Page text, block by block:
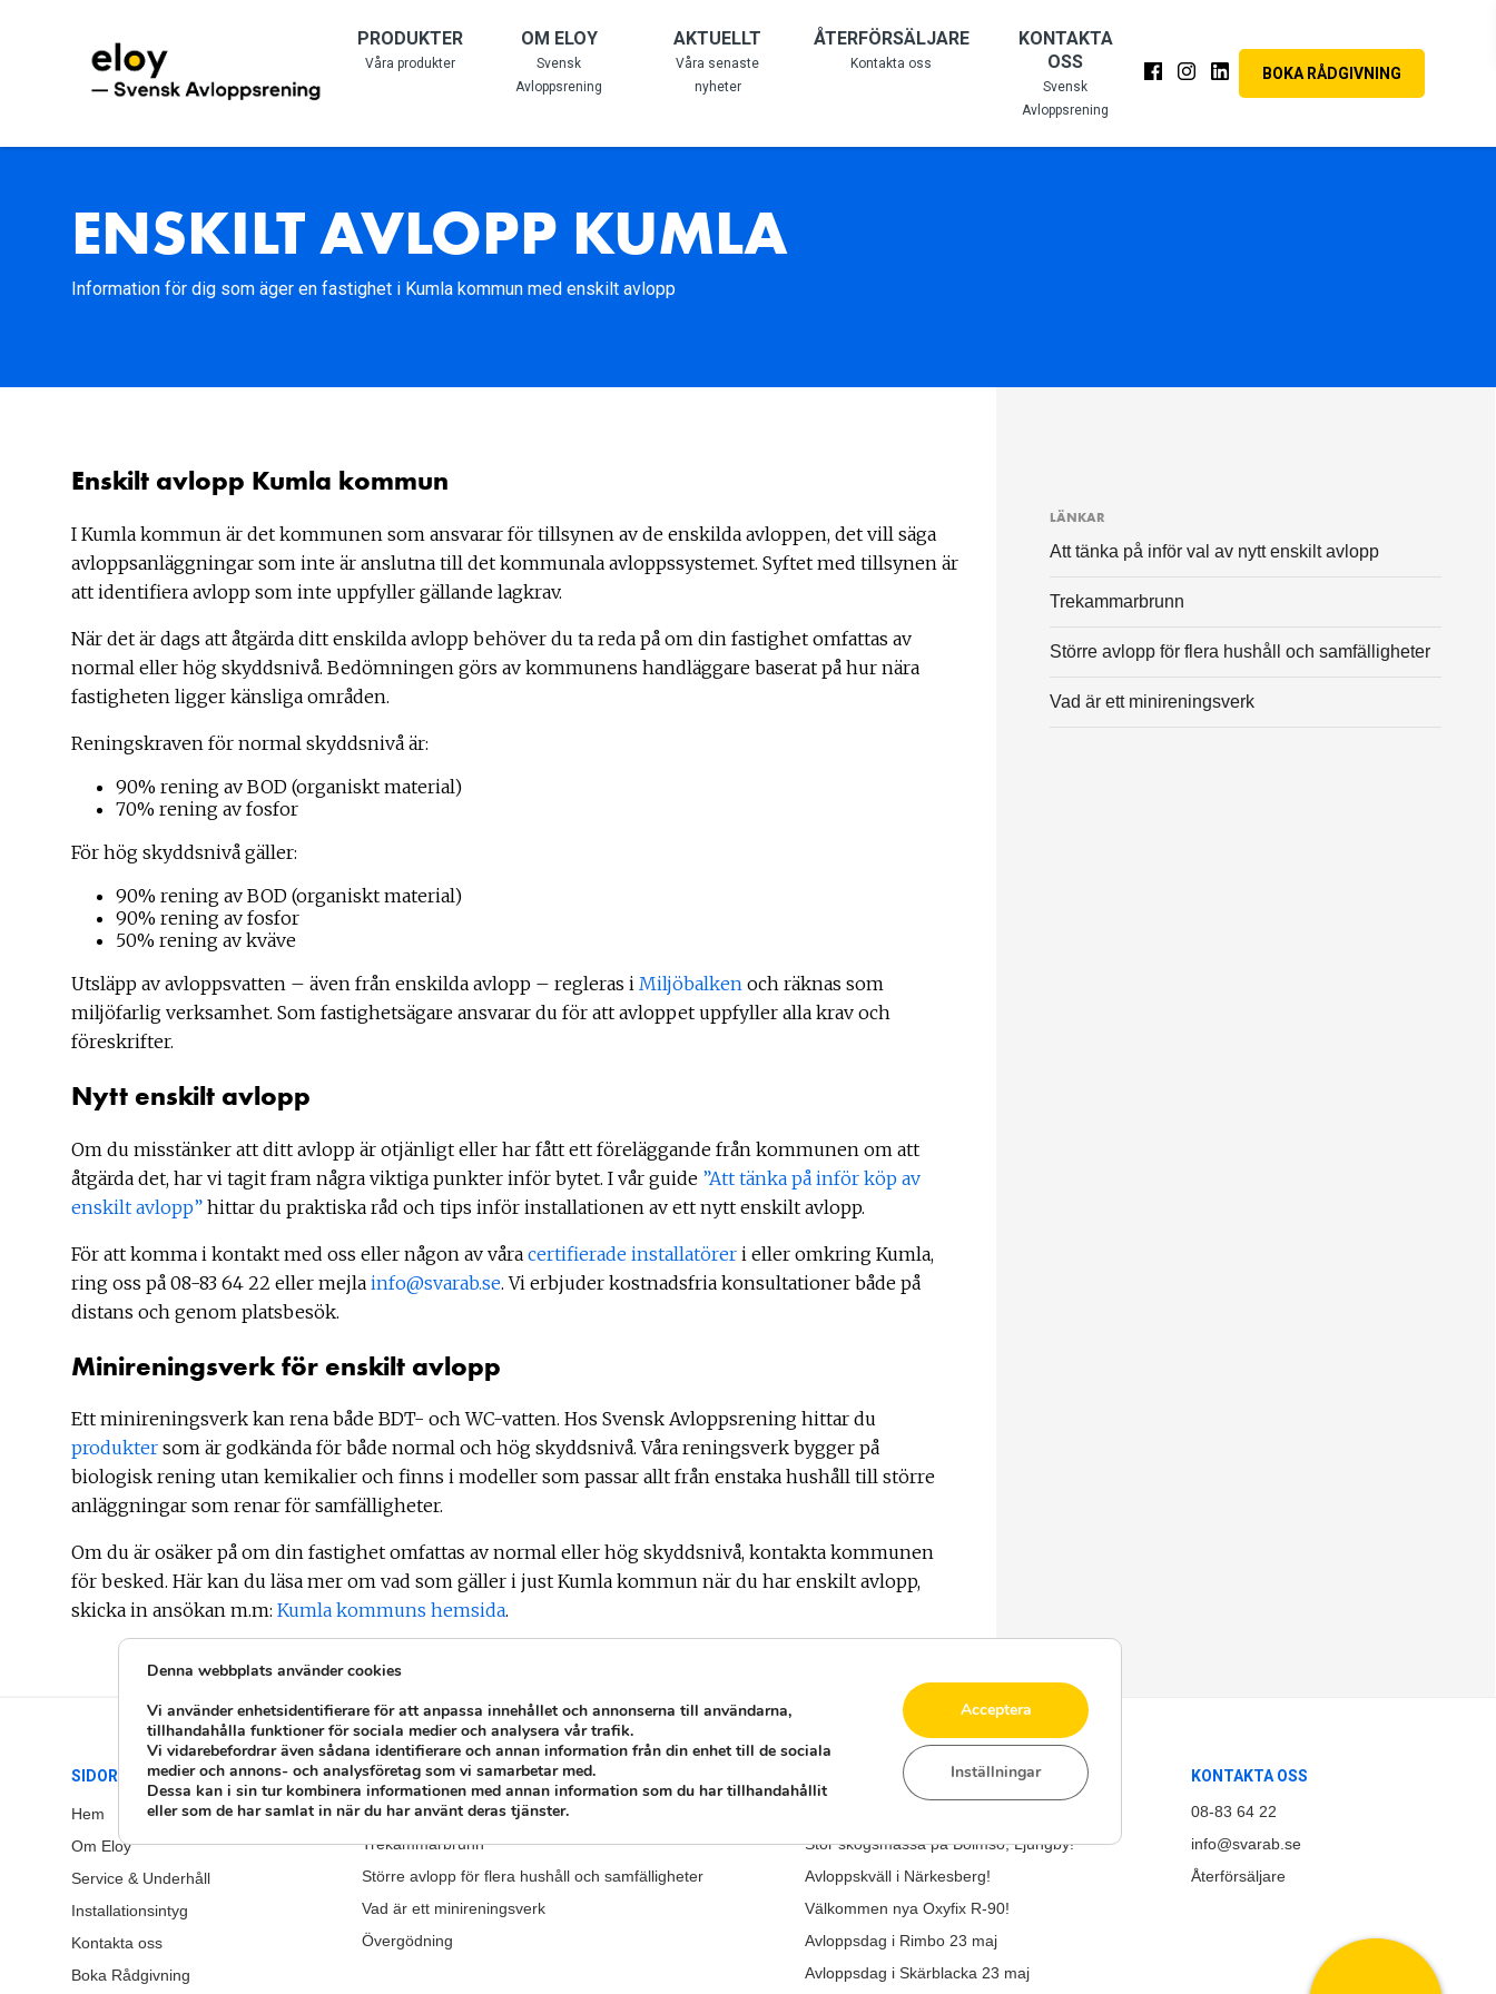
PRODUKTER
Våra produkter
OM ELOY
Svensk
Avloppsrening
AKTUELLT
Våra senaste
nyheter
ÅTERFÖRSÄLJARE
Kontakta oss
KONTAKTA
OSS
Svensk
Avloppsrening
BOKA RÅDGIVNING
ENSKILT AVLOPP KUMLA
Information för dig som äger en fastighet i Kumla kommun med enskilt avlopp
Enskilt avlopp Kumla kommun
I Kumla kommun är det kommunen som ansvarar för tillsynen av de enskilda avloppen, det vill säga
avloppsanläggningar som inte är anslutna till det kommunala avloppssystemet. Syftet med tillsynen är
att identifiera avlopp som inte uppfyller gällande lagkrav.
När det är dags att åtgärda ditt enskilda avlopp behöver du ta reda på om din fastighet omfattas av
normal eller hög skyddsnivå. Bedömningen görs av kommunens handläggare baserat på hur nära
fastigheten ligger känsliga områden.
Reningskraven för normal skyddsnivå är:
90% rening av BOD (organiskt material)
70% rening av fosfor
För hög skyddsnivå gäller:
90% rening av BOD (organiskt material)
90% rening av fosfor
50% rening av kväve
Utsläpp av avloppsvatten – även från enskilda avlopp – regleras i Miljöbalken och räknas som
miljöfarlig verksamhet. Som fastighetsägare ansvarar du för att avloppet uppfyller alla krav och
föreskrifter.
Nytt enskilt avlopp
Om du misstänker att ditt avlopp är otjänligt eller har fått ett föreläggande från kommunen om att
åtgärda det, har vi tagit fram några viktiga punkter inför bytet. I vår guide ”Att tänka på inför köp av
enskilt avlopp” hittar du praktiska råd och tips inför installationen av ett nytt enskilt avlopp.
För att komma i kontakt med oss eller någon av våra certifierade installatörer i eller omkring Kumla,
ring oss på 08-83 64 22 eller mejla info@svarab.se. Vi erbjuder kostnadsfria konsultationer både på
distans och genom platsbesök.
Minireningsverk för enskilt avlopp
Ett minireningsverk kan rena både BDT- och WC-vatten. Hos Svensk Avloppsrening hittar du
produkter som är godkända för både normal och hög skyddsnivå. Våra reningsverk bygger på
biologisk rening utan kemikalier och finns i modeller som passar allt från enstaka hushåll till större
anläggningar som renar för samfälligheter.
Om du är osäker på om din fastighet omfattas av normal eller hög skyddsnivå, kontakta kommunen
för besked. Här kan du läsa mer om vad som gäller i just Kumla kommun när du har enskilt avlopp,
skicka in ansökan m.m: Kumla kommuns hemsida.
LÄNKAR
Att tänka på inför val av nytt enskilt avlopp
Trekammarbrunn
Större avlopp för flera hushåll och samfälligheter
Vad är ett minireningsverk
SIDOR
Hem
Om Eloy
Service & Underhåll
Installationsintyg
Kontakta oss
Boka Rådgivning
GUIDER
Att tänka på inför val av nytt enskilt avlopp
Trekammarbrunn
Större avlopp för flera hushåll och samfälligheter
Vad är ett minireningsverk
Övergödning
SENASTE NYHETERNA
Stor skogsmässa på Bolmsö, Ljungby!
Avloppskväll i Närkesberg!
Välkommen nya Oxyfix R-90!
Avloppsdag i Rimbo 23 maj
Avloppsdag i Skärblacka 23 maj
KONTAKTA OSS
08-83 64 22
info@svarab.se
Återförsäljare
Denna webbplats använder cookies
Vi använder enhetsidentifierare för att anpassa innehållet och annonserna till användarna,
tillhandahålla funktioner för sociala medier och analysera vår trafik.
Vi vidarebefordrar även sådana identifierare och annan information från din enhet till de sociala
medier och annons- och analysföretag som vi samarbetar med.
Dessa kan i sin tur kombinera informationen med annan information som du har tillhandahållit
eller som de har samlat in när du har använt deras tjänster.
Acceptera
Inställningar